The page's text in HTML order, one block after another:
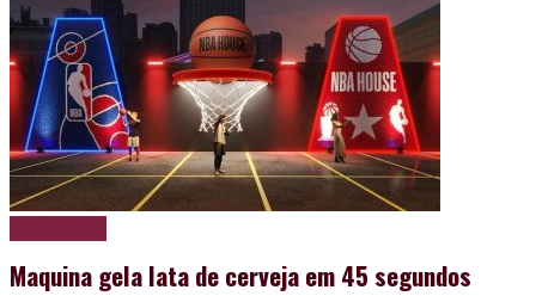
Maquina gela lata de cerveja em 45 segundos